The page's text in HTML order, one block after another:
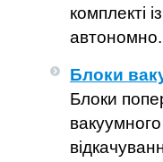
комплекті
автономно.
Блоки
Блоки